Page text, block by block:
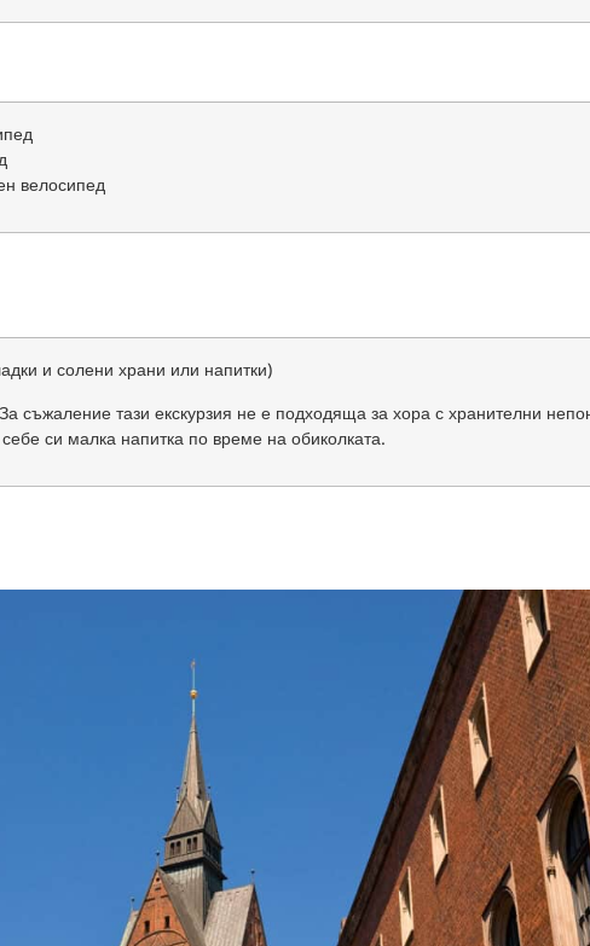
велосипед
и солени храни или напитки)
За съжаление тази екскурзия не е подходяща за хора с хранителни
си малка напитка по време на обиколката.